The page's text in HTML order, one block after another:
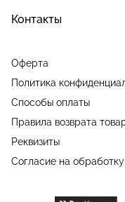
Контакты
Оферта
Политика
Способы оплаты
Правила возврата
Реквизиты
Согласие на